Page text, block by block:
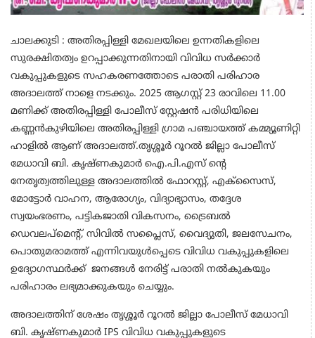
ചാലക്കുടി : അതിരപ്പിള്ളി മേഖലയിലെ ഉന്നതികളിലെ
സുരക്ഷിതത്വം ഉറപ്പാക്കുന്നതിനായി വിവിധ സർക്കാർ
വകുപ്പുകളുടെ സഹകരണത്തോടെ പരാതി പരിഹാര
അദാലത്ത് നാളെ നടക്കും. 2025 ആഗസ്റ്റ് 23 രാവിലെ 11.00
മണിക്ക് അതിരപ്പിള്ളി പോലീസ് സ്റ്റേഷൻ പരിധിയിലെ
കണ്ണൻകുഴിയിലെ അതിരപ്പിള്ളി ഗ്രാമ പഞ്ചായത്ത് കമ്മ്യൂണിറ്റി
ഹാളിൽ ആണ് അദാലത്ത്.തൃശ്ശൂർ റൂറൽ ജില്ലാ പോലീസ്
മേധാവി ബി. കൃഷ്ണകുമാർ ഐ.പി.എസ് ന്റെ
നേതൃത്വത്തിലുള്ള അദാലത്തിൽ ഫോറസ്റ്റ്, എക്സൈസ്,
മോട്ടോർ വാഹന, ആരോഗ്യം, വിദ്യാഭ്യാസം, തദ്ദേശ
സ്വയംഭരണം, പട്ടികജാതി വികസനം, ട്രൈബൽ
ഡെവലപ്മെന്റ്, സിവിൽ സപ്ലൈസ്, വൈദ്യുതി, ജലസേചനം,
പൊതുമരാമത്ത് എന്നിവയുൾപ്പെടെ വിവിധ വകുപ്പുകളിലെ
ഉദ്യോഗസ്ഥർക്ക് ജനങ്ങൾ നേരിട്ട് പരാതി നൽകുകയും
പരിഹാരം ലഭ്യമാക്കുകയും ചെയ്യും.
അദാലത്തിന് ശേഷം തൃശ്ശൂർ റൂറൽ ജില്ലാ പോലീസ് മേധാവി
ബി. കൃഷ്ണകുമാർ IPS വിവിധ വകുപ്പുകളുടെ